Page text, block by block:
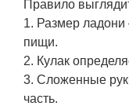
Правило
1. Размер
пищи.
2. Кулак
3. Сложенные
часть.